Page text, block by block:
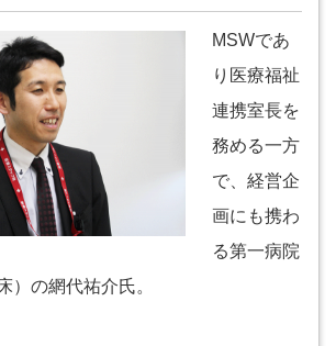
MSWであ
り医療福祉
連携室長を
務める一方
で、経営企
画にも携わ
る第一病院
）の網代祐介氏。